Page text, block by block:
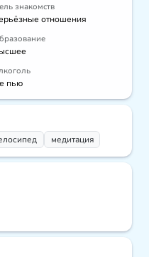
знакомств
отношения
пью
медитация